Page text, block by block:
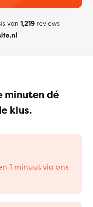
van 1,219reviews
minuten dé
klus.
1 minuut via ons